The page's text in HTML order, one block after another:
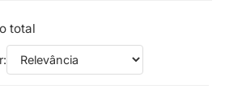
total